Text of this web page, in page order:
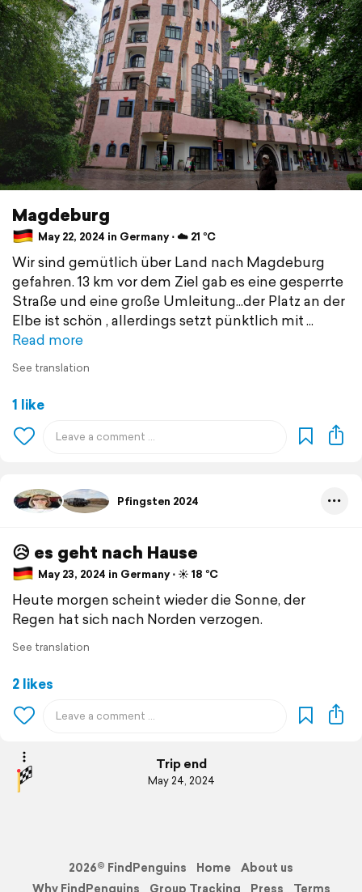
Magdeburg
May 22, 2024 in Germany ⋅ ☁️ 21 °C
Wir sind gemütlich über Land nach Magdeburg
gefahren. 13 km vor dem Ziel gab es eine gesperrte
Straße und eine große Umleitung...der Platz an der
Elbe ist schön , allerdings setzt pünktlich mit
Read more
See translation
1 like
Pfingsten 2024
😥 es geht nach Hause
May 23, 2024 in Germany ⋅ ☀️ 18 °C
Heute morgen scheint wieder die Sonne, der
Regen hat sich nach Norden verzogen.
See translation
2 likes
Trip end
May 24, 2024
2026© FindPenguins Home
About us